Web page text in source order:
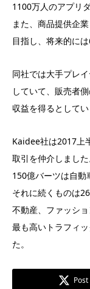
1100万人のアプリ
また、商品提供企
目指し、将来的に
同社では大手プレ
していて、販売者
収益を得るとしてい
Kaidee社は2017上
取引を仲介しました
150億バーツは自動
それに続くものは
不動産、ファッシ
最も高いトラフィ
た。
Post